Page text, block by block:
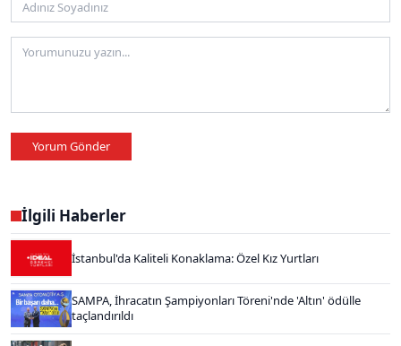
Yorum Gönder
İlgili Haberler
İstanbul'da Kaliteli Konaklama: Özel Kız Yurtları
SAMPA, İhracatın Şampiyonları Töreni'nde 'Altın' ödülle
taçlandırıldı